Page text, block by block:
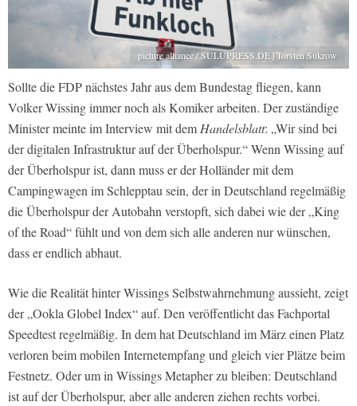
picture alliance / SULUPRESS.DE | Torsten Sukrow
Sollte die FDP nächstes Jahr aus dem Bundestag fliegen, kann
Volker Wissing immer noch als Komiker arbeiten. Der zuständige
Minister meinte im Interview mit demHandelsblatt: „Wir sind bei
der digitalen Infrastruktur auf der Überholspur.“ Wenn Wissing auf
der Überholspur ist, dann muss er der Holländer mit dem
Campingwagen im Schlepptau sein, der in Deutschland regelmäßig
die Überholspur der Autobahn verstopft, sich dabei wie der „King
of the Road“ fühlt und von dem sich alle anderen nur wünschen,
dass er endlich abhaut.
Wie die Realität hinter Wissings Selbstwahrnehmung aussieht, zeigt
der „Ookla Globel Index“ auf. Den veröffentlicht das Fachportal
Speedtest regelmäßig. In dem hat Deutschland im März einen Platz
verloren beim mobilen Internetempfang und gleich vier Plätze beim
Festnetz. Oder um in Wissings Metapher zu bleiben: Deutschland
ist auf der Überholspur, aber alle anderen ziehen rechts vorbei.